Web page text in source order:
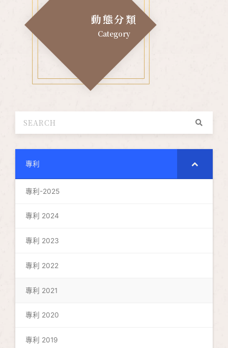
動態分類
Category
專利
專利-2025
專利 2024
專利 2023
專利 2022
專利 2021
專利 2020
專利 2019